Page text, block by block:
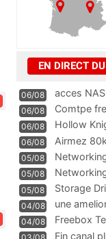
EN DIRECT
06/08 acces
06/08 Comtpe
06/08 Hollow
06/08
Airmez
05/08
05/08
05/08
Storage
04/08
une
WIFI
04/08
Freebox
Communi
Fin canal